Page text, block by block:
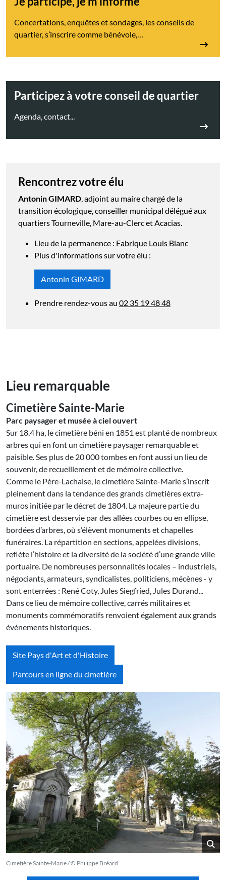
Concertations, enquêtes et sondages, les conseils de
quartier, s’inscrire comme bénévole,…
Participez à votre conseil de quartier
Agenda, contact...
Rencontrez votre élu
Antonin GIMARD , adjoint au maire chargé de la
transition écologique, conseiller municipal délégué aux
quartiers Tourneville, Mare-au-Clerc et Acacias.
Lieu de la permanence : Fabrique Louis Blanc
Plus d'informations sur votre élu :
Antonin GIMARD
Prendre rendez-vous au 02 35 19 48 48
Lieu remarquable
Cimetière Sainte-Marie
Parc paysager et musée à ciel ouvert
Sur 18,4 ha, le cimetière béni en 1851 est planté de nombreux
arbres qui en font un cimetière paysager remarquable et
paisible. Ses plus de 20 000 tombes en font aussi un lieu de
souvenir, de recueillement et de mémoire collective.
Comme le Père-Lachaise, le cimetière Sainte-Marie s’inscrit
pleinement dans la tendance des grands cimetières extra-
muros initiée par le décret de 1804. La majeure partie du
cimetière est desservie par des allées courbes ou en ellipse,
bordées d’arbres, où s’élèvent monuments et chapelles
funéraires. La répartition en sections, appelées divisions,
reflète l’histoire et la diversité de la société d’une grande ville
portuaire. De nombreuses personnalités locales – industriels,
négociants, armateurs, syndicalistes, politiciens, mécènes - y
sont enterrées : René Coty, Jules Siegfried, Jules Durand...
Dans ce lieu de mémoire collective, carrés militaires et
monuments commémoratifs renvoient également aux grands
événements historiques.
Site Pays d'Art et d'Histoire
Parcours en ligne du cimetière
Cimetière Sainte-Marie / © Philippe Bréard